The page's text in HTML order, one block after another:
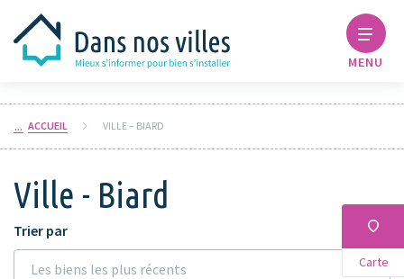
MENU
ACCUEIL VILLE – BIARD
Ville - Biard
Carte
Trier par
Les biens les plus récents